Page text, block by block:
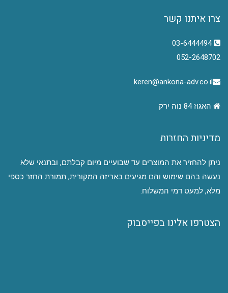
צרו איתנו קשר
03-6444494
052-2648702
keren@ankona-adv.co.il
האגוז 84 נוה ירק
מדיניות החזרות
ניתן להחזיר את המוצרים עד שבועיים מיום קבלתם, ובתנאי שלא
נעשה בהם שימוש והם מגיעים באריזה המקורית, תמורת החזר כספי
מלא, למעט דמי המשלוח.
הצטרפו אלינו בפייסבוק